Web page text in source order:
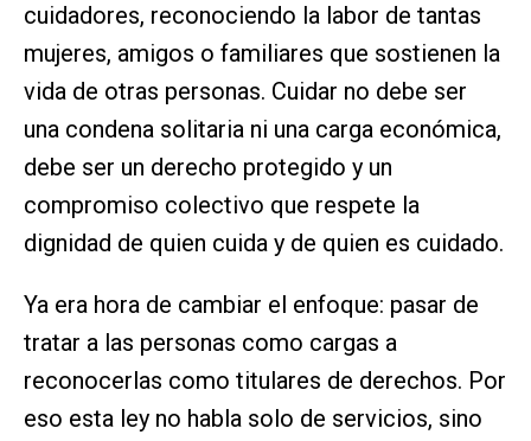
cuidadores, reconociendo la labor de tantas
mujeres, amigos o familiares que sostienen la
vida de otras personas. Cuidar no debe ser
una condena solitaria ni una carga económica,
debe ser un derecho protegido y un
compromiso colectivo que respete la
dignidad de quien cuida y de quien es cuidado.
Ya era hora de cambiar el enfoque: pasar de
tratar a las personas como cargas a
reconocerlas como titulares de derechos. Por
eso esta ley no habla solo de servicios, sino